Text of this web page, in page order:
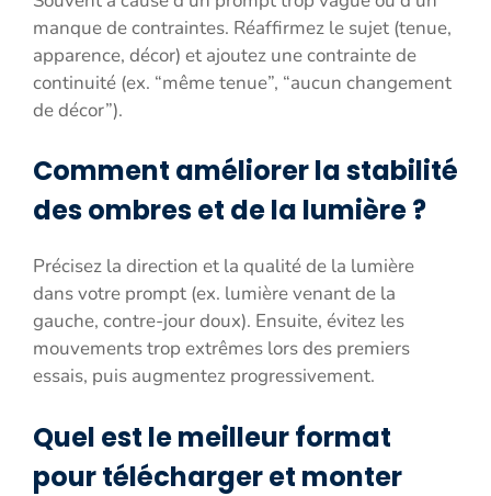
manque de contraintes. Réaffirmez le sujet (tenue,
apparence, décor) et ajoutez une contrainte de
continuité (ex. “même tenue”, “aucun changement
de décor”).
Comment améliorer la stabilité
des ombres et de la lumière ?
Précisez la direction et la qualité de la lumière
dans votre prompt (ex. lumière venant de la
gauche, contre-jour doux). Ensuite, évitez les
mouvements trop extrêmes lors des premiers
essais, puis augmentez progressivement.
Quel est le meilleur format
pour télécharger et monter